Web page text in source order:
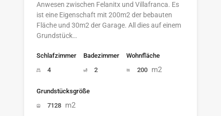
Anwesen zwischen Felanitx und Villafranca. Es
ist eine Eigenschaft mit 200m2 der bebauten
Fläche und 30m2 der Garage. All dies auf einem
Grundstück…
Schlafzimmer
4
Badezimmer
2
Wohnfläche
200 m2
Grundstücksgröße
7128 m2